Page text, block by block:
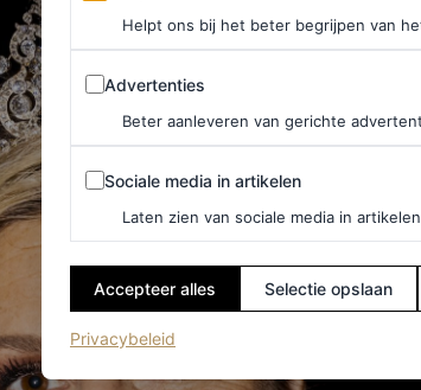
Helpt ons bij het beter begrijpen van
Advertenties
Advertenties
Beter aanleveren van gerichte
Sociale media in artikelen
Sociale media in artikelen
Laten zien van sociale media in
Accepteer alles Selectie opslaan
Privacybeleid